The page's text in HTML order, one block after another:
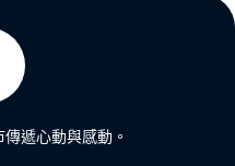
遞心動與感動。